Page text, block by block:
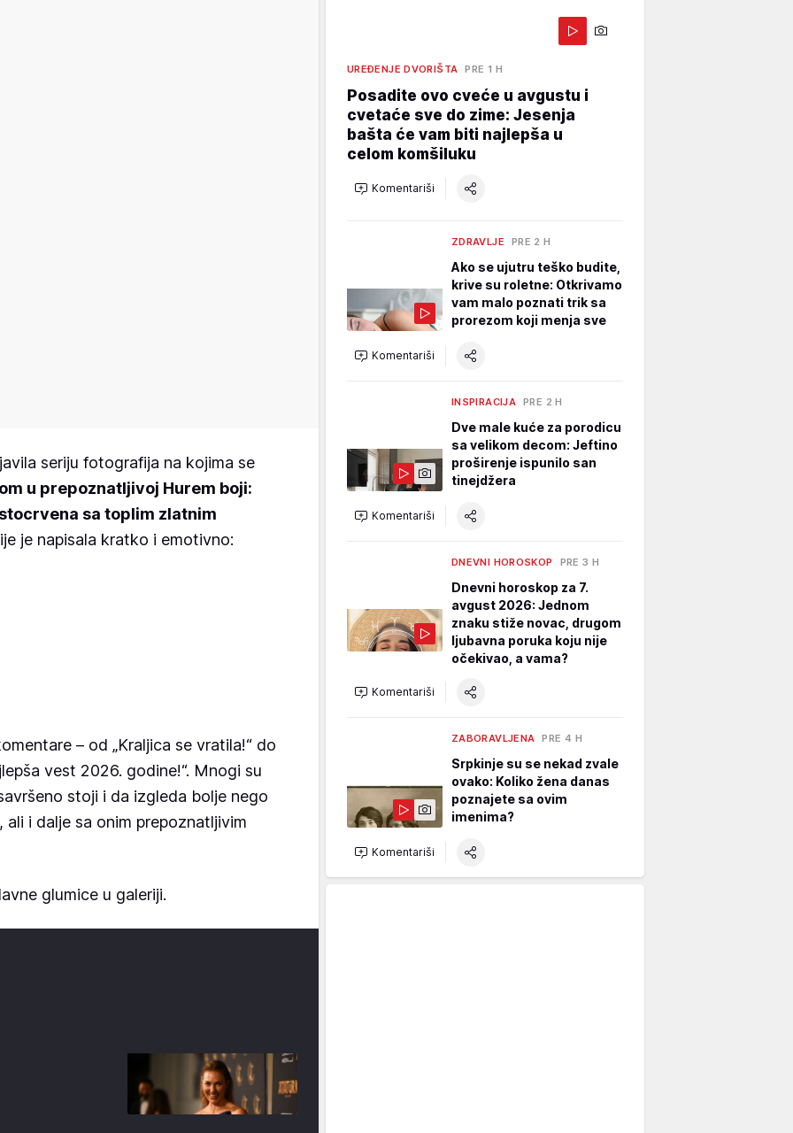
seriju fotografija na kojima se
u prepoznatljivoj Hurem boji:
sa toplim zlatnim
je napisala kratko i emotivno:
– od „Kraljica se vratila!“ do
vest 2026. godine!“. Mnogi su
stoji i da izgleda bolje nego
ali i dalje sa onim prepoznatljivim
glumice u galeriji.
UREĐENJE DVORIŠTA PRE 1 H
Posadite ovo cveće u avgustu i
cvetaće sve do zime: Jesenja
bašta će vam biti najlepša u
celom komšiluku
Komentariši
ZDRAVLJE PRE 2 H
Ako se ujutru teško budite,
krive su roletne: Otkrivamo
vam malo poznati trik sa
prorezom koji menja sve
Komentariši
INSPIRACIJA PRE 2 H
Dve male kuće za porodicu
sa velikom decom: Jeftino
proširenje ispunilo san
tinejdžera
Komentariši
DNEVNI HOROSKOP PRE 3 H
Dnevni horoskop za 7.
avgust 2026: Jednom
znaku stiže novac, drugom
ljubavna poruka koju nije
očekivao, a vama?
Komentariši
ZABORAVLJENA PRE 4 H
Srpkinje su se nekad zvale
ovako: Koliko žena danas
poznajete sa ovim
imenima?
Komentariši